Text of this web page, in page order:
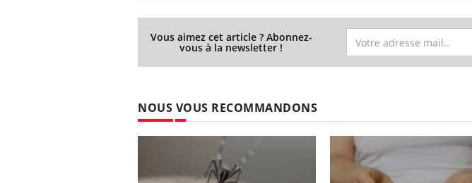
Vous aimez cet article ? Abonnez-
vous à la newsletter !
NOUS VOUS RECOMMANDONS